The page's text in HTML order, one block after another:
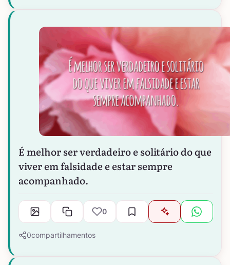
É melhor ser verdadeiro e solitário do que
viver em falsidade e estar sempre
acompanhado.
0
0compartilhamentos